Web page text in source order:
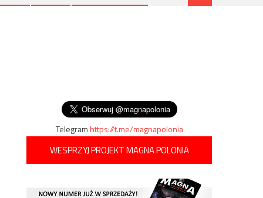
Telegramhttps://t.me/magnapolonia
WESPRZYJ PROJEKT MAGNA POLONIA